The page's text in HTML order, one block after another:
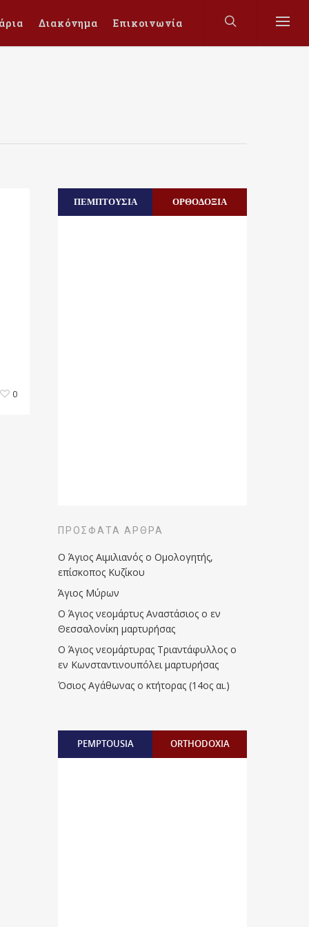
Διακόνημα Επικοινωνία
0
ΠΕΜΠΤΟΥΣΙΑ ΟΡΘΟΔΟΞΙΑ
ΠΡΌΣΦΑΤΑ ΆΡΘΡΑ
Ο Άγιος Αιμιλιανός ο Ομολογητής,
επίσκοπος Κυζίκου
Άγιος Μύρων
Ο Άγιος νεομάρτυς Αναστάσιος ο εν
Θεσσαλονίκη μαρτυρήσας
Ο Άγιος νεομάρτυρας Τριαντάφυλλος ο
εν Κωνσταντινουπόλει μαρτυρήσας
Όσιος Αγάθωνας ο κτήτορας (14ος αι.)
PEMPTOUSIA ORTHODOXIA